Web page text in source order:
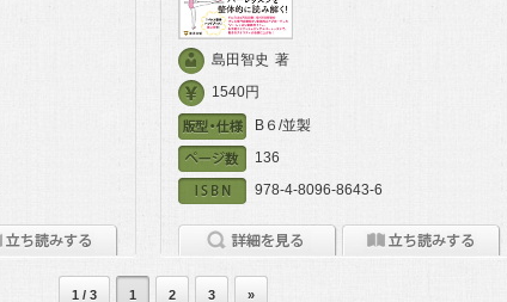
島田智史 著
1540円
B６/並製
136
978-4-8096-8643-6
1 / 3 1 2 3 »